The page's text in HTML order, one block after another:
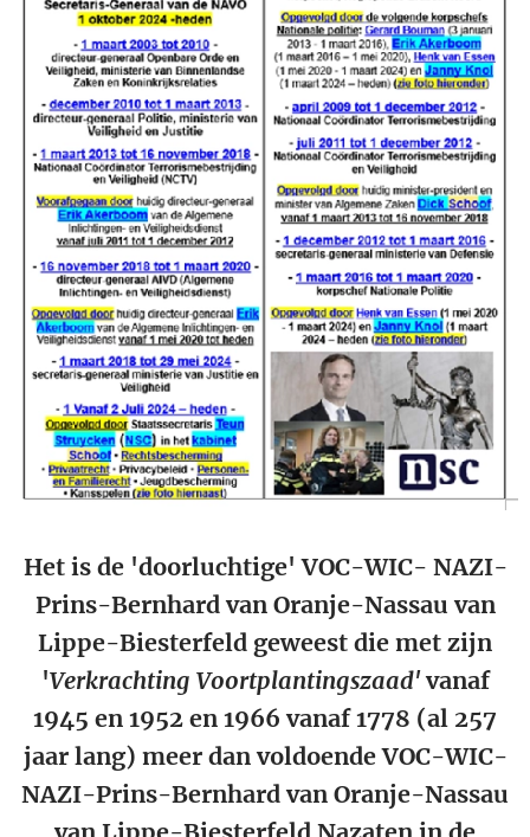
Het is de 'doorluchtige' VOC-WIC- NAZI-
Prins-Bernhard van Oranje-Nassau van
Lippe-Biesterfeld geweest die met zijn
'Verkrachting Voortplantingszaad'vanaf
1945 en 1952 en 1966 vanaf 1778 (al 257
jaar lang) meer dan voldoende VOC-WIC-
NAZI-Prins-Bernhard van Oranje-Nassau